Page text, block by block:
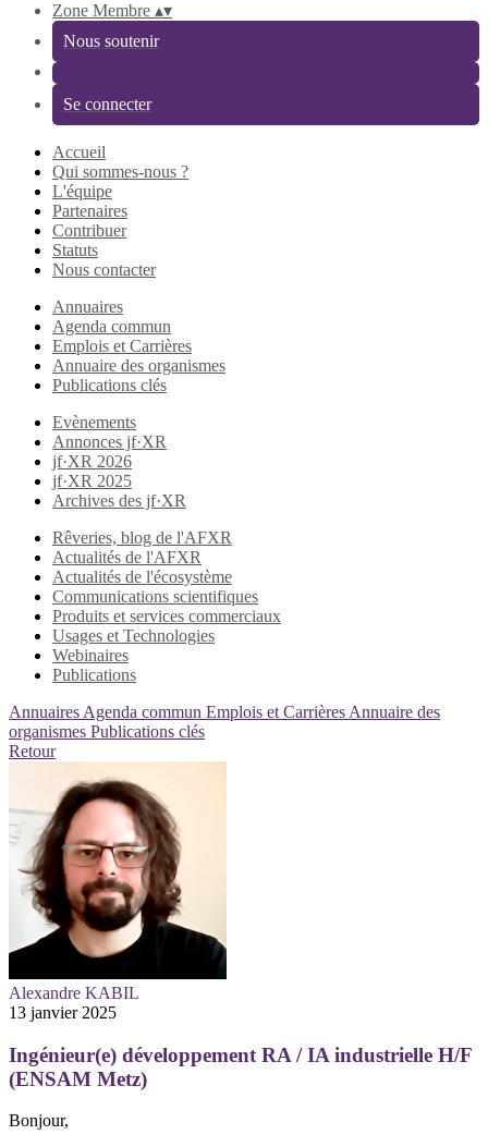
Zone Membre ▴▾
Nous soutenir
Se connecter
Accueil
Qui sommes-nous ?
L'équipe
Partenaires
Contribuer
Statuts
Nous contacter
Annuaires
Agenda commun
Emplois et Carrières
Annuaire des organismes
Publications clés
Evènements
Annonces jf·XR
jf·XR 2026
jf·XR 2025
Archives des jf·XR
Rêveries, blog de l'AFXR
Actualités de l'AFXR
Actualités de l'écosystème
Communications scientifiques
Produits et services commerciaux
Usages et Technologies
Webinaires
Publications
Annuaires Agenda commun Emplois et Carrières Annuaire des
organismes Publications clés
Retour
Alexandre KABIL
13 janvier 2025
Ingénieur(e) développement RA / IA industrielle H/F
(ENSAM Metz)
Bonjour,